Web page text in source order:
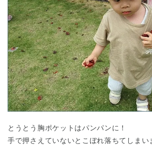
とうとう胸ポケットはパンパンに！
手で押さえていないとこぼれ落ちてしまい